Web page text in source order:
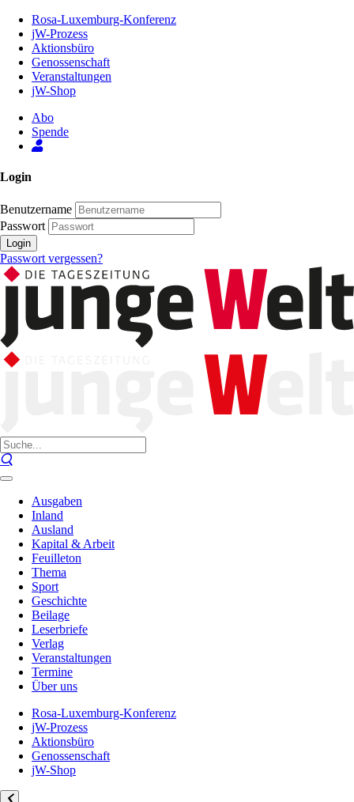
Inhalt
Seite
Rosa-Luxemburg-Konferenz
jW-Prozess
Aktionsbüro
Genossenschaft
Veranstaltungen
jW-Shop
Abo
Spende
Login
Benutzername
Passwort
Login
Passwort vergessen?
Ausgaben
Inland
Ausland
Kapital & Arbeit
Feuilleton
Thema
Sport
Geschichte
Beilage
Leserbriefe
Verlag
Veranstaltungen
Termine
Über uns
Rosa-Luxemburg-Konferenz
jW-Prozess
Aktionsbüro
Genossenschaft
jW-Shop